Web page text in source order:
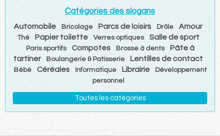
Catégories des slogans
Automobile Bricolage Parcs de loisirs Drôle Amour
Thé Papier toilette Verres optiques Salle de sport
Paris sportifs Compotes Brosse à dents
Pâte à
tartiner
Boulangerie & Patisserie Lentilles de contact
Bébé Céréales Informatique Librairie
Développement
personnel
Toutes les catégories